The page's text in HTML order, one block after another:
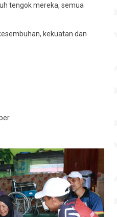
tengok mereka, semua
kekuatan dan